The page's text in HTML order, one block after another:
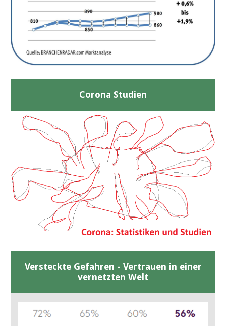
Corona Studien
Versteckte Gefahren - Vertrauen in einer
vernetzten Welt